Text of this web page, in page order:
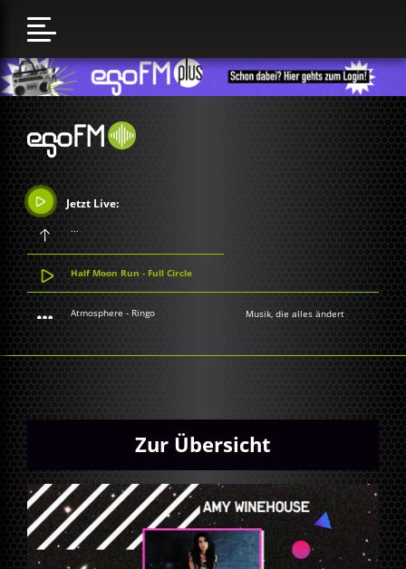
Jetzt Live:
...
Half Moon Run - Full Circle
Atmosphere - Ringo Musik, die alles ändert
Zur Übersicht